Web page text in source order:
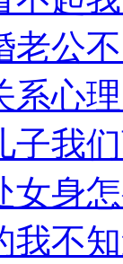
老公
系心
子我
女身
我不